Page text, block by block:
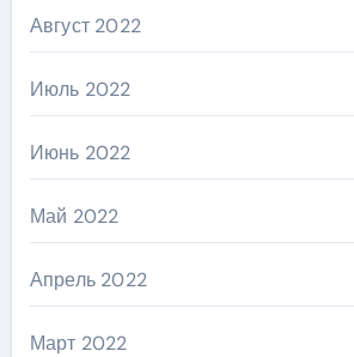
Август 2022
Июль 2022
Июнь 2022
Май 2022
Апрель 2022
Март 2022